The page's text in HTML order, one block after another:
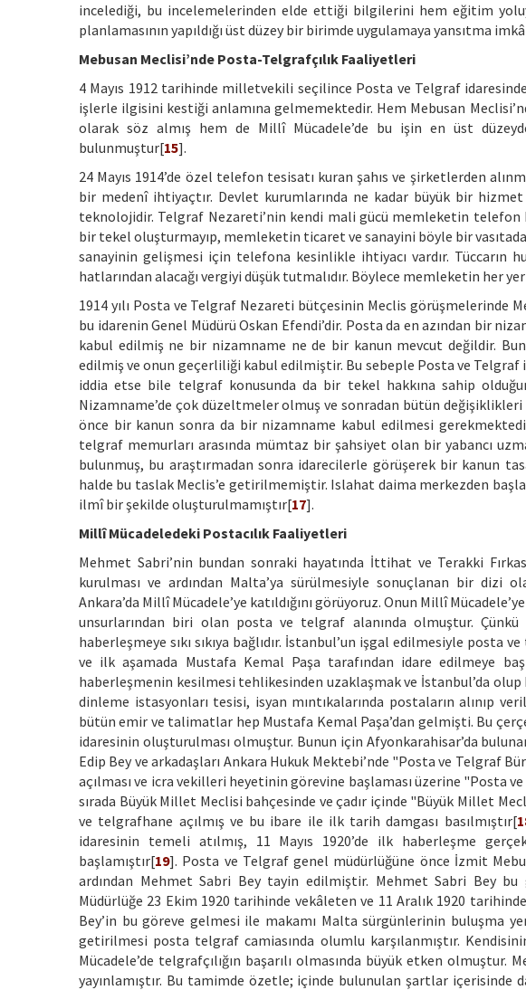
incelediği, bu incelemelerinden elde ettiği bilgilerini hem eğitim
planlamasının yapıldığı üst düzey bir birimde uygulamaya yansıtma
Mebusan Meclisi’nde Posta-Telgrafçılık Faaliyetleri
4 Mayıs 1912 tarihinde milletvekili seçilince Posta ve Telgraf
işlerle ilgisini kestiği anlamına gelmemektedir. Hem Mebusan
olarak söz almış hem de Millî Mücadele’de bu işin en üst
bulunmuştur[15].
24 Mayıs 1914’de özel telefon tesisatı kuran şahıs ve şirketlerden
bir medenî ihtiyaçtır. Devlet kurumlarında ne kadar büyük bir
teknolojidir. Telgraf Nezareti’nin kendi mali gücü memleketin telefon
bir tekel oluşturmayıp, memleketin ticaret ve sanayini böyle bir
sanayinin gelişmesi için telefona kesinlikle ihtiyacı vardır.
hatlarından alacağı vergiyi düşük tutmalıdır. Böylece memleketin her
1914 yılı Posta ve Telgraf Nezareti bütçesinin Meclis görüşmelerinde
bu idarenin Genel Müdürü Oskan Efendi’dir. Posta da en azından bir
kabul edilmiş ne bir nizamname ne de bir kanun mevcut değildir.
edilmiş ve onun geçerliliği kabul edilmiştir. Bu sebeple Posta ve Telgraf
iddia etse bile telgraf konusunda da bir tekel hakkına sahip
Nizamname’de çok düzeltmeler olmuş ve sonradan bütün
önce bir kanun sonra da bir nizamname kabul edilmesi
telgraf memurları arasında mümtaz bir şahsiyet olan bir yabancı
bulunmuş, bu araştırmadan sonra idarecilerle görüşerek bir kanun
halde bu taslak Meclis’e getirilmemiştir. Islahat daima merkezden
ilmî bir şekilde oluşturulmamıştır[17].
Millî Mücadeledeki Postacılık Faaliyetleri
Mehmet Sabri’nin bundan sonraki hayatında İttihat ve Terakki
kurulması ve ardından Malta’ya sürülmesiyle sonuçlanan bir dizi
Ankara’da Millî Mücadele’ye katıldığını görüyoruz. Onun Millî
unsurlarından biri olan posta ve telgraf alanında olmuştur. Çünkü
haberleşmeye sıkı sıkıya bağlıdır. İstanbul’un işgal edilmesiyle
ve ilk aşamada Mustafa Kemal Paşa tarafından idare edilmeye
haberleşmenin kesilmesi tehlikesinden uzaklaşmak ve İstanbul’da
dinleme istasyonları tesisi, isyan mıntıkalarında postaların alınıp
bütün emir ve talimatlar hep Mustafa Kemal Paşa’dan gelmişti. Bu
idaresinin oluşturulması olmuştur. Bunun için Afyonkarahisar’da
Edip Bey ve arkadaşları Ankara Hukuk Mektebi’nde "Posta ve Telgraf
açılması ve icra vekilleri heyetinin görevine başlaması üzerine "Posta
sırada Büyük Millet Meclisi bahçesinde ve çadır içinde "Büyük Millet
ve telgrafhane açılmış ve bu ibare ile ilk tarih damgası basılmıştır[
idaresinin temeli atılmış, 11 Mayıs 1920’de ilk haberleşme
başlamıştır[19]. Posta ve Telgraf genel müdürlüğüne önce İzmit
ardından Mehmet Sabri Bey tayin edilmiştir. Mehmet Sabri Bey
Müdürlüğe 23 Ekim 1920 tarihinde vekâleten ve 11 Aralık 1920
Bey’in bu göreve gelmesi ile makamı Malta sürgünlerinin buluşma
getirilmesi posta telgraf camiasında olumlu karşılanmıştır.
Mücadele’de telgrafçılığın başarılı olmasında büyük etken
yayınlamıştır. Bu tamimde özetle; içinde bulunulan şartlar içerisinde